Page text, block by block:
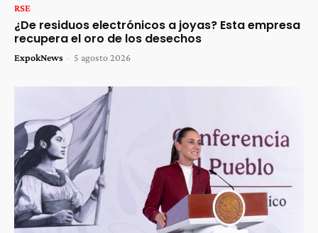
RSE
¿De residuos electrónicos a joyas? Esta empresa
recupera el oro de los desechos
ExpokNews - 5 agosto 2026